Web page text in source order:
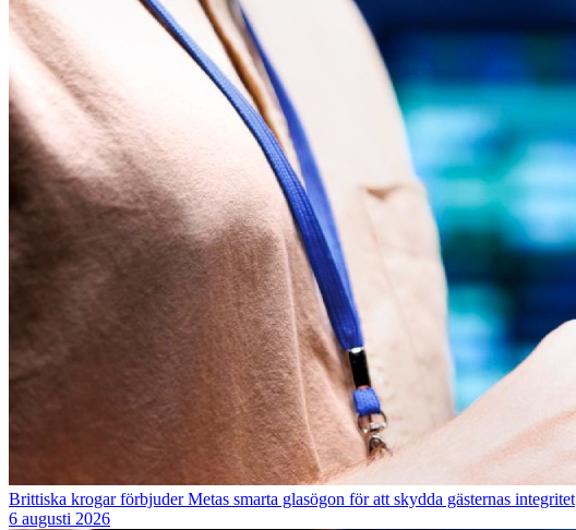
Brittiska krogar förbjuder Metas smarta glasögon för att skydda gästernas integritet
6 augusti 2026